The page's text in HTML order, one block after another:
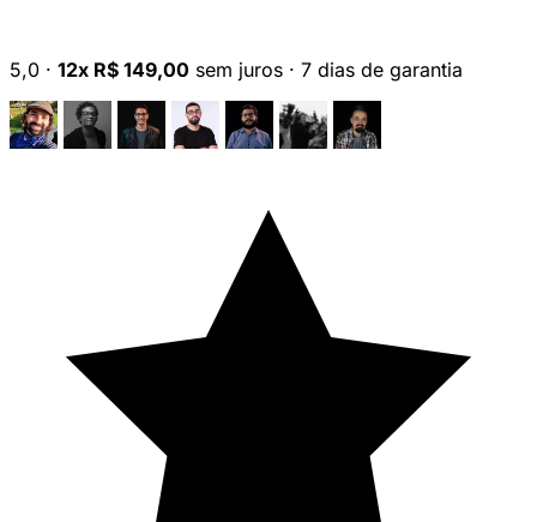
5,0 · 12x R$ 149,00 sem juros · 7 dias de garantia